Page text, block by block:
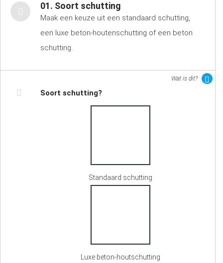
01. Soort schutting
Maak een keuze uit een standaard schutting,
een luxe beton-houtenschutting of een beton
schutting.
Wat is dit?
Soort schutting?
Standaard schutting
Luxe beton-houtschutting